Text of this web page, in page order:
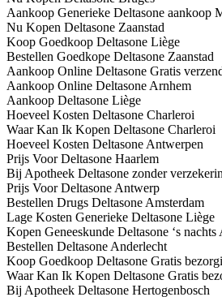
Aankoop Generieke Deltasone aankoop
Nu Kopen Deltasone Zaanstad
Koop Goedkoop Deltasone Liège
Bestellen Goedkope Deltasone Zaanstad
Aankoop Online Deltasone Gratis
Aankoop Online Deltasone Arnhem
Aankoop Deltasone Liège
Hoeveel Kosten Deltasone Charleroi
Waar Kan Ik Kopen Deltasone Charleroi
Hoeveel Kosten Deltasone Antwerpen
Prijs Voor Deltasone Haarlem
Bij Apotheek Deltasone zonder
Prijs Voor Deltasone Antwerp
Bestellen Drugs Deltasone Amsterdam
Lage Kosten Generieke Deltasone Liège
Kopen Geneeskunde Deltasone ‘s nachts
Bestellen Deltasone Anderlecht
Koop Goedkoop Deltasone Gratis
Waar Kan Ik Kopen Deltasone Gratis
Bij Apotheek Deltasone Hertogenbosch